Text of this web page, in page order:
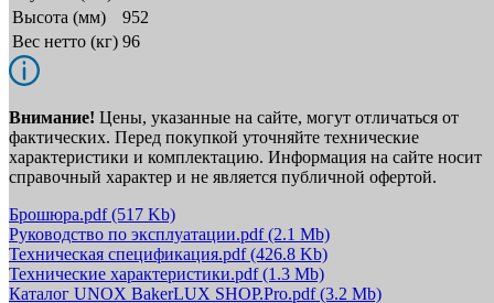
Высота (мм)
952
Вес нетто (кг) 96
Внимание! Цены, указанные на сайте, могут отличаться от
фактических. Перед покупкой уточняйте технические
характеристики и комплектацию. Информация на сайте носит
справочный характер и не является публичной офертой.
Брошюра.pdf(517 Kb)
Руководство по эксплуатации.pdf(2.1 Mb)
Техническая спецификация.pdf(426.8 Kb)
Технические характеристики.pdf(1.3 Mb)
Каталог UNOX BakerLUX SHOP.Pro.pdf(3.2 Mb)